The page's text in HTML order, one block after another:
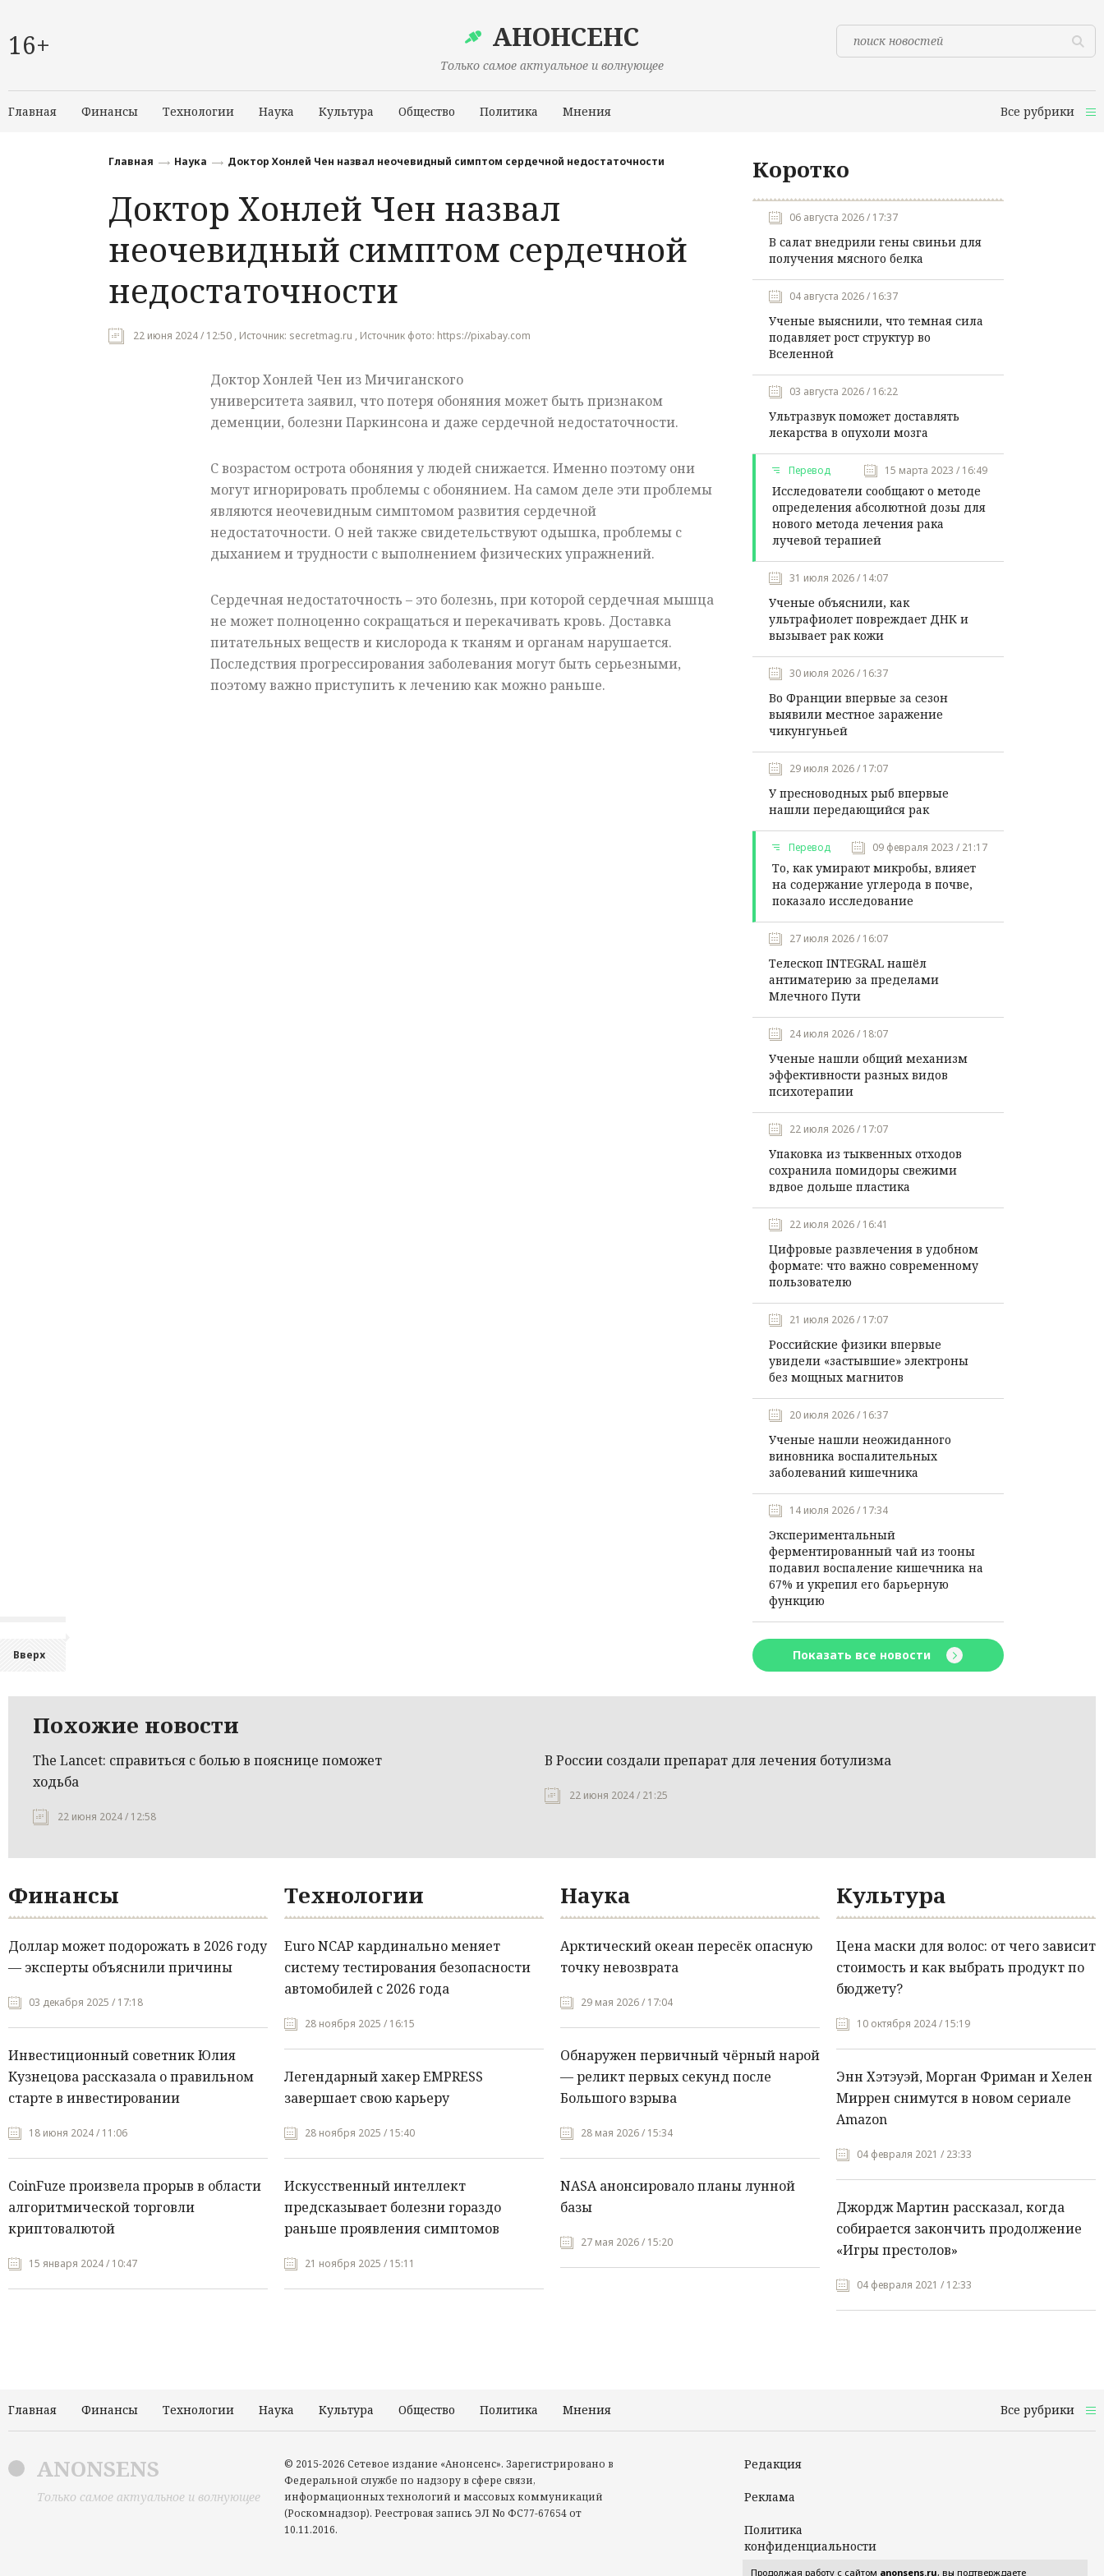
16+ АНОНСЕНС
Только самое актуальное и волнующее
Главная Финансы Технологии Наука Культура Общество Политика Мнения Все рубрики
Происшествия
Вверх
Главная Наука Доктор Хонлей Чен назвал неочевидный симптом сердечной недостаточности
Доктор Хонлей Чен назвал
неочевидный симптом сердечной
недостаточности
22 июня 2024 / 12:50 , Источник: secretmag.ru , Источник фото: https://pixabay.com
Доктор Хонлей Чен из Мичиганского
университета заявил, что потеря обоняния может быть признаком
деменции, болезни Паркинсона и даже сердечной недостаточности.
С возрастом острота обоняния у людей снижается. Именно поэтому они
могут игнорировать проблемы с обонянием. На самом деле эти проблемы
являются неочевидным симптомом развития сердечной
недостаточности. О ней также свидетельствуют одышка, проблемы с
дыханием и трудности с выполнением физических упражнений.
Сердечная недостаточность – это болезнь, при которой сердечная мышца
не может полноценно сокращаться и перекачивать кровь. Доставка
питательных веществ и кислорода к тканям и органам нарушается.
Последствия прогрессирования заболевания могут быть серьезными,
поэтому важно приступить к лечению как можно раньше.
Коротко
06 августа 2026 / 17:37
В салат внедрили гены свиньи для
получения мясного белка
04 августа 2026 / 16:37
Ученые выяснили, что темная сила
подавляет рост структур во
Вселенной
03 августа 2026 / 16:22
Ультразвук поможет доставлять
лекарства в опухоли мозга
Перевод 15 марта 2023 / 16:49
Исследователи сообщают о методе
определения абсолютной дозы для
нового метода лечения рака
лучевой терапией
31 июля 2026 / 14:07
Ученые объяснили, как
ультрафиолет повреждает ДНК и
вызывает рак кожи
30 июля 2026 / 16:37
Во Франции впервые за сезон
выявили местное заражение
чикунгуньей
29 июля 2026 / 17:07
У пресноводных рыб впервые
нашли передающийся рак
Перевод 09 февраля 2023 / 21:17
То, как умирают микробы, влияет
на содержание углерода в почве,
показало исследование
27 июля 2026 / 16:07
Телескоп INTEGRAL нашёл
антиматерию за пределами
Млечного Пути
24 июля 2026 / 18:07
Ученые нашли общий механизм
эффективности разных видов
психотерапии
22 июля 2026 / 17:07
Упаковка из тыквенных отходов
сохранила помидоры свежими
вдвое дольше пластика
22 июля 2026 / 16:41
Цифровые развлечения в удобном
формате: что важно современному
пользователю
21 июля 2026 / 17:07
Российские физики впервые
увидели «застывшие» электроны
без мощных магнитов
20 июля 2026 / 16:37
Ученые нашли неожиданного
виновника воспалительных
заболеваний кишечника
14 июля 2026 / 17:34
Экспериментальный
ферментированный чай из тооны
подавил воспаление кишечника на
67% и укрепил его барьерную
функцию
Показать все новости
Похожие новости
The Lancet: справиться с болью в пояснице поможет
ходьба
22 июня 2024 / 12:58
В России создали препарат для лечения ботулизма
22 июня 2024 / 21:25
Финансы
Доллар может подорожать в 2026 году
— эксперты объяснили причины
03 декабря 2025 / 17:18
Инвестиционный советник Юлия
Кузнецова рассказала о правильном
старте в инвестировании
18 июня 2024 / 11:06
CoinFuze произвела прорыв в области
алгоритмической торговли
криптовалютой
15 января 2024 / 10:47
Технологии
Euro NCAP кардинально меняет
систему тестирования безопасности
автомобилей с 2026 года
28 ноября 2025 / 16:15
Легендарный хакер EMPRESS
завершает свою карьеру
28 ноября 2025 / 15:40
Искусственный интеллект
предсказывает болезни гораздо
раньше проявления симптомов
21 ноября 2025 / 15:11
Наука
Арктический океан пересёк опасную
точку невозврата
29 мая 2026 / 17:04
Обнаружен первичный чёрный нарой
— реликт первых секунд после
Большого взрыва
28 мая 2026 / 15:34
NASA анонсировало планы лунной
базы
27 мая 2026 / 15:20
Культура
Цена маски для волос: от чего зависит
стоимость и как выбрать продукт по
бюджету?
10 октября 2024 / 15:19
Энн Хэтэуэй, Морган Фриман и Хелен
Миррен снимутся в новом сериале
Amazon
04 февраля 2021 / 23:33
Джордж Мартин рассказал, когда
собирается закончить продолжение
«Игры престолов»
04 февраля 2021 / 12:33
Главная Финансы Технологии Наука Культура Общество Политика Мнения Все рубрики
ANONSENS
Только самое актуальное и волнующее
© 2015-2026 Сетевое издание «Анонсенс». Зарегистрировано в
Федеральной службе по надзору в сфере связи,
информационных технологий и массовых коммуникаций
(Роскомнадзор). Реестровая запись ЭЛ No ФС77-67654 от
10.11.2016.
Редакция
Реклама
Политика
конфиденциальности
Продолжая работу с сайтом anonsens.ru, вы подтверждаете